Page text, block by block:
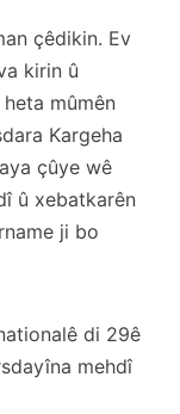
çêdikin. Ev
kirin û
mûmên
Kargeha
çûye wê
û xebatkarên
ji bo
di 29ê
mehdî